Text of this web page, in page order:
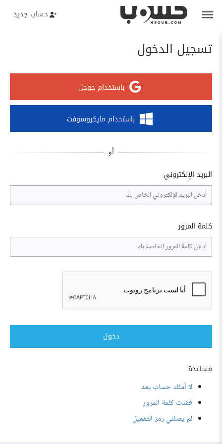
حساب جديد
تسجيل الدخول
باستخدام جوجل
باستخدام مايكروسوفت
البريد الإلكتروني
كلمة المرور
دخول
مساعدة
لا أملك حساب بعد
فقدت كلمة المرور
لم يصلني رمز التفعيل